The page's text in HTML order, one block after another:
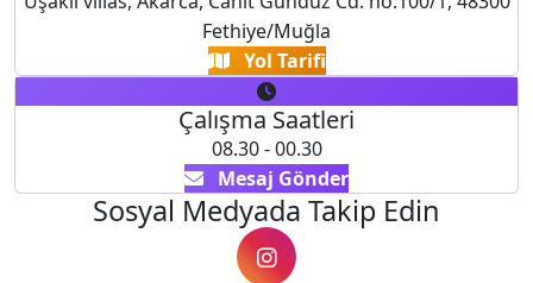
Fethiye/Muğla
Yol Tarifi
Çalışma Saatleri
08.30 - 00.30
Mesaj Gönder
Sosyal Medyada Takip Edin